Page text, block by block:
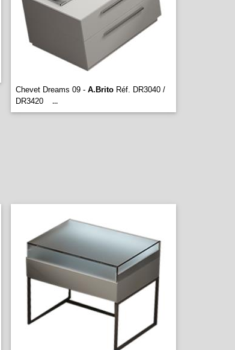
Chevet Dreams 09 - A.Brito Réf. DR3040 /
DR3420
...